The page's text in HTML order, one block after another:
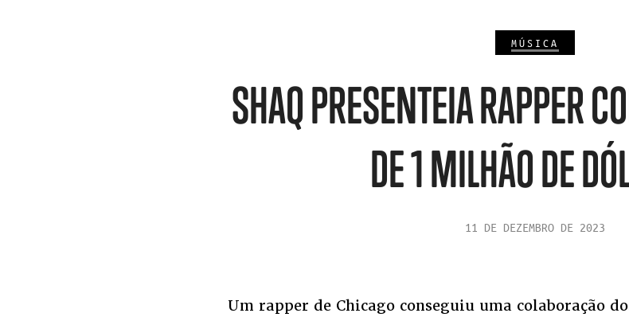
MÚSICA
SHAQ PRESENTEIA RAPPER
DE 1 MILHÃO DE
11 DE DEZEMBRO DE 2023
Um rapper de Chicago conseguiu uma colaboração